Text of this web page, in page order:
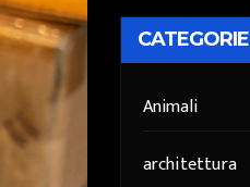
CATEGORIE
Animali
architettura